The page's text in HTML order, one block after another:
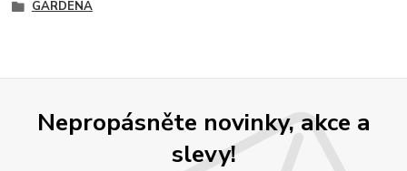
GARDENA
Nepropásněte novinky, akce a
slevy!